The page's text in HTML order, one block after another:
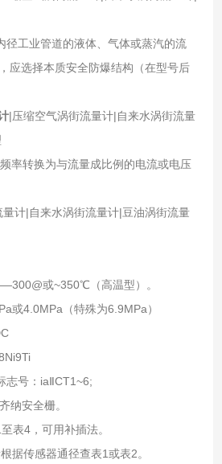
工业管道的液体、气体或蒸汽的流
应选择本质安全防爆结构（在型号后
|压缩空气涡街流量计|自来水涡街流量
率转换为与流量成比例的电流或电压
计|自来水涡街流量计|豆油涡街流量
或~350℃（高温型）。
或4.0MPa（特殊为6.9MPa）
号：iaⅡCT1~6;
纳安全栅。
表4，可用补插法。
传感器通径查表1或表2。